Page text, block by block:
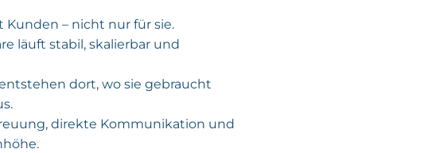
– nicht nur für sie.
läuft stabil, skalierbar und
dort, wo sie gebraucht
direkte Kommunikation und